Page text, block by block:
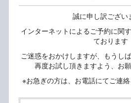
誠に申し訳ござい
インターネットによるご予約に関
ております
ご迷惑をおかけしますが、もうし
再度お試し頂きますよう、お
※お急ぎの方は、お電話にてご連